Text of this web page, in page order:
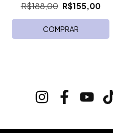
R$188,00 R$155,00
COMPRAR